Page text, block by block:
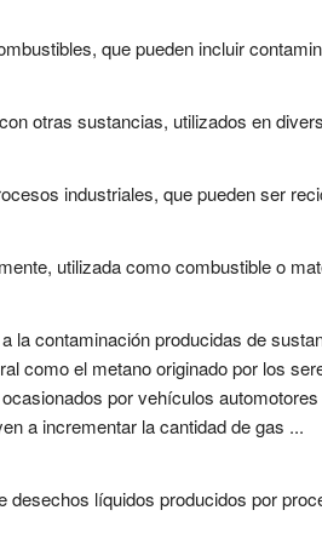
que pueden incluir
otras sustancias, utilizados en
industriales, que pueden ser
utilizada como combustible o
la contaminación producidas de
como el metano originado por los
por vehículos
a incrementar la cantidad de gas ...
desechos líquidos producidos por